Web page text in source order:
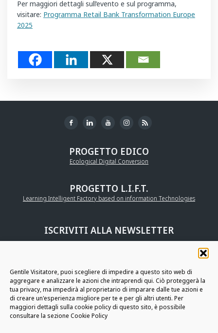
Gentile Visitatore, puoi scegliere di impedire a questo sito web di
aggregare e analizzare le azioni che intraprendi qui. Ciò proteggerà la
tua privacy, ma impedirà al proprietario di imparare dalle tue azioni e
di creare un'esperienza migliore per te e per gli altri utenti. Per
maggiori dettagli sulla cookie policy di questo sito, è possibile
consultare la sezione Cookie Policy
Per maggiori dettagli sull’evento e sul programma,
visitare: Programma Retail Bank Transformation Europe
2025
PROGETTO EDICO
Ecological Digital Conversion
PROGETTO L.I.F.T.
Learning Intelligent Factory based on information Technologies
ISCRIVITI ALLA NEWSLETTER
RESTIAMO IN CONTATTO